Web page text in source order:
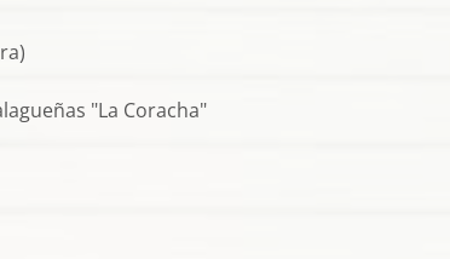
"La Coracha"